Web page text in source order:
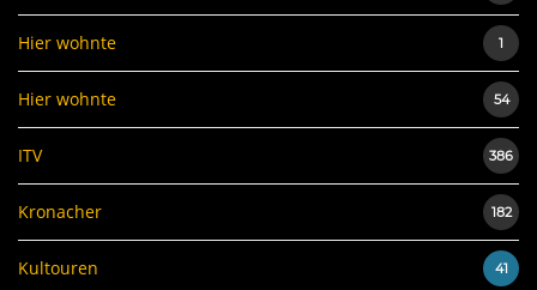
Hier wohnte 1
Hier wohnte 54
ITV 386
Kronacher 182
Kultouren 41